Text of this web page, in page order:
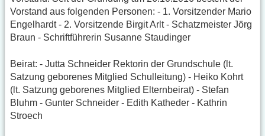
Vorstand aus folgenden Personen: - 1. Vorsitzender Mario
Engelhardt - 2. Vorsitzende Birgit Arlt - Schatzmeister Jörg
Braun - Schriftführerin Susanne Staudinger
Beirat: - Jutta Schneider Rektorin der Grundschule (lt.
Satzung geborenes Mitglied Schulleitung) - Heiko Kohrt
(lt. Satzung geborenes Mitglied Elternbeirat) - Stefan
Bluhm - Gunter Schneider - Edith Katheder - Kathrin
Stroech